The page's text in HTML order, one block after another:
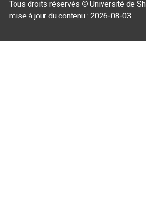
Tous droits réservés © Université de
mise à jour du contenu :2026-08-03